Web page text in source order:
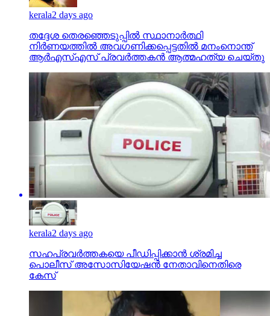
kerala2 days ago
തദ്ദേശ തെരഞ്ഞെടുപ്പില്‍ സ്ഥാനാര്‍ത്ഥി
നിര്‍ണയത്തില്‍ അവഗണിക്കപ്പെട്ടതില്‍ മനംനൊന്ത്
ആര്‍എസ്എസ് പ്രവര്‍ത്തകന്‍ ആത്മഹത്യ ചെയ്തു
kerala2 days ago
സഹപ്രവര്‍ത്തകയെ പീഡിപ്പിക്കാന്‍ ശ്രമിച്ച
പൊലീസ് അസോസിയേഷന്‍ നേതാവിനെതിരെ
കേസ്